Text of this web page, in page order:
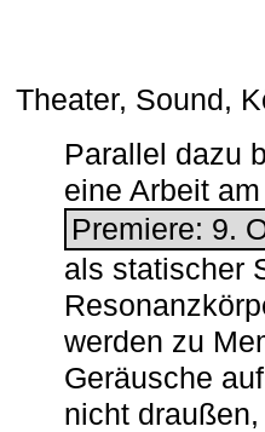
Theater, Sound,
Parallel dazu
eine Arbeit
Premiere: 9.
als statischer
werden zu
Geräusche
nicht